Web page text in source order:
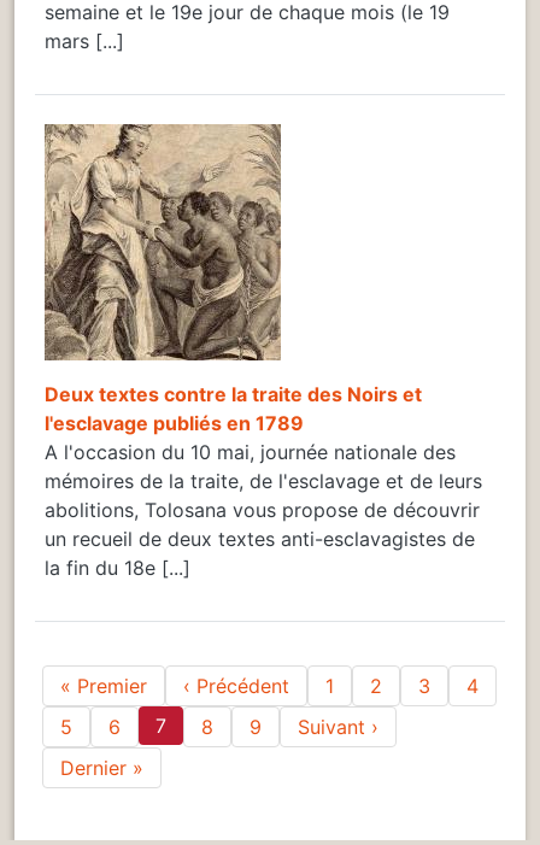
semaine et le 19e jour de chaque mois (le 19
mars [...]
Deux textes contre la traite des Noirs et
l'esclavage publiés en 1789
A l'occasion du 10 mai, journée nationale des
mémoires de la traite, de l'esclavage et de leurs
abolitions, Tolosana vous propose de découvrir
un recueil de deux textes anti-esclavagistes de
la fin du 18e [...]
« PremierPremière page
‹ Précédent Page précédente
1 2 3
4
5
6 7 8 9 Suivant ›
Dernier »